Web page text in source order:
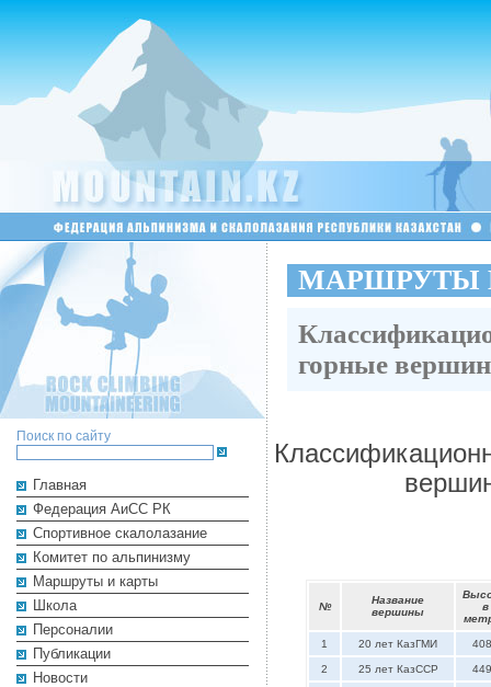
Поиск по сайту
Главная
Федерация АиСС РК
Cпортивное скалолазание
Комитет по альпинизму
Маршруты и карты
Школа
Персоналии
Публикации
Новости
МАРШРУТЫ
горные
№
Название
вершины
в
1 20 лет КазГМИ
2 25 лет КазССР